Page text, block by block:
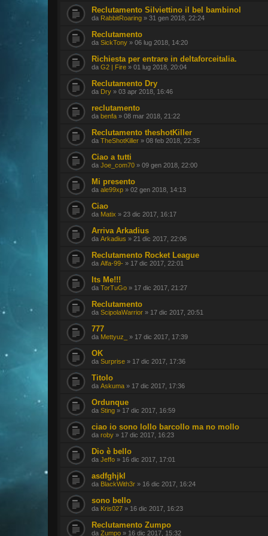
Reclutamento Silviettino il bel bambinol
da RabbitRoaring » 31 gen 2018, 22:24
Reclutamento
da SickTony » 06 lug 2018, 14:20
Richiesta per entrare in deltaforceitalia.
da G2 | Fire » 01 lug 2018, 20:04
Reclutamento Dry
da Dry » 03 apr 2018, 16:46
reclutamento
da benfa » 08 mar 2018, 21:22
Reclutamento theshotKiller
da TheShotKiller » 08 feb 2018, 22:35
Ciao a tutti
da Joe_com70 » 09 gen 2018, 22:00
Mi presento
da ale99xp » 02 gen 2018, 14:13
Ciao
da Matix » 23 dic 2017, 16:17
Arriva Arkadius
da Arkadius » 21 dic 2017, 22:06
Reclutamento Rocket League
da Alfa-99- » 17 dic 2017, 22:01
Its Me!!!
da TorTuGo » 17 dic 2017, 21:27
Reclutamento
da ScipolaWarrior » 17 dic 2017, 20:51
777
da Mettyuz_ » 17 dic 2017, 17:39
OK
da Surprise » 17 dic 2017, 17:36
Titolo
da Askuma » 17 dic 2017, 17:36
Ordunque
da Sting » 17 dic 2017, 16:59
ciao io sono lollo barcollo ma no mollo
da roby » 17 dic 2017, 16:23
Dio è bello
da Jeffo » 16 dic 2017, 17:01
asdfghjkl
da BlackWith3r » 16 dic 2017, 16:24
sono bello
da Kris027 » 16 dic 2017, 16:23
Reclutamento Zumpo
da Zumpo » 16 dic 2017, 15:32